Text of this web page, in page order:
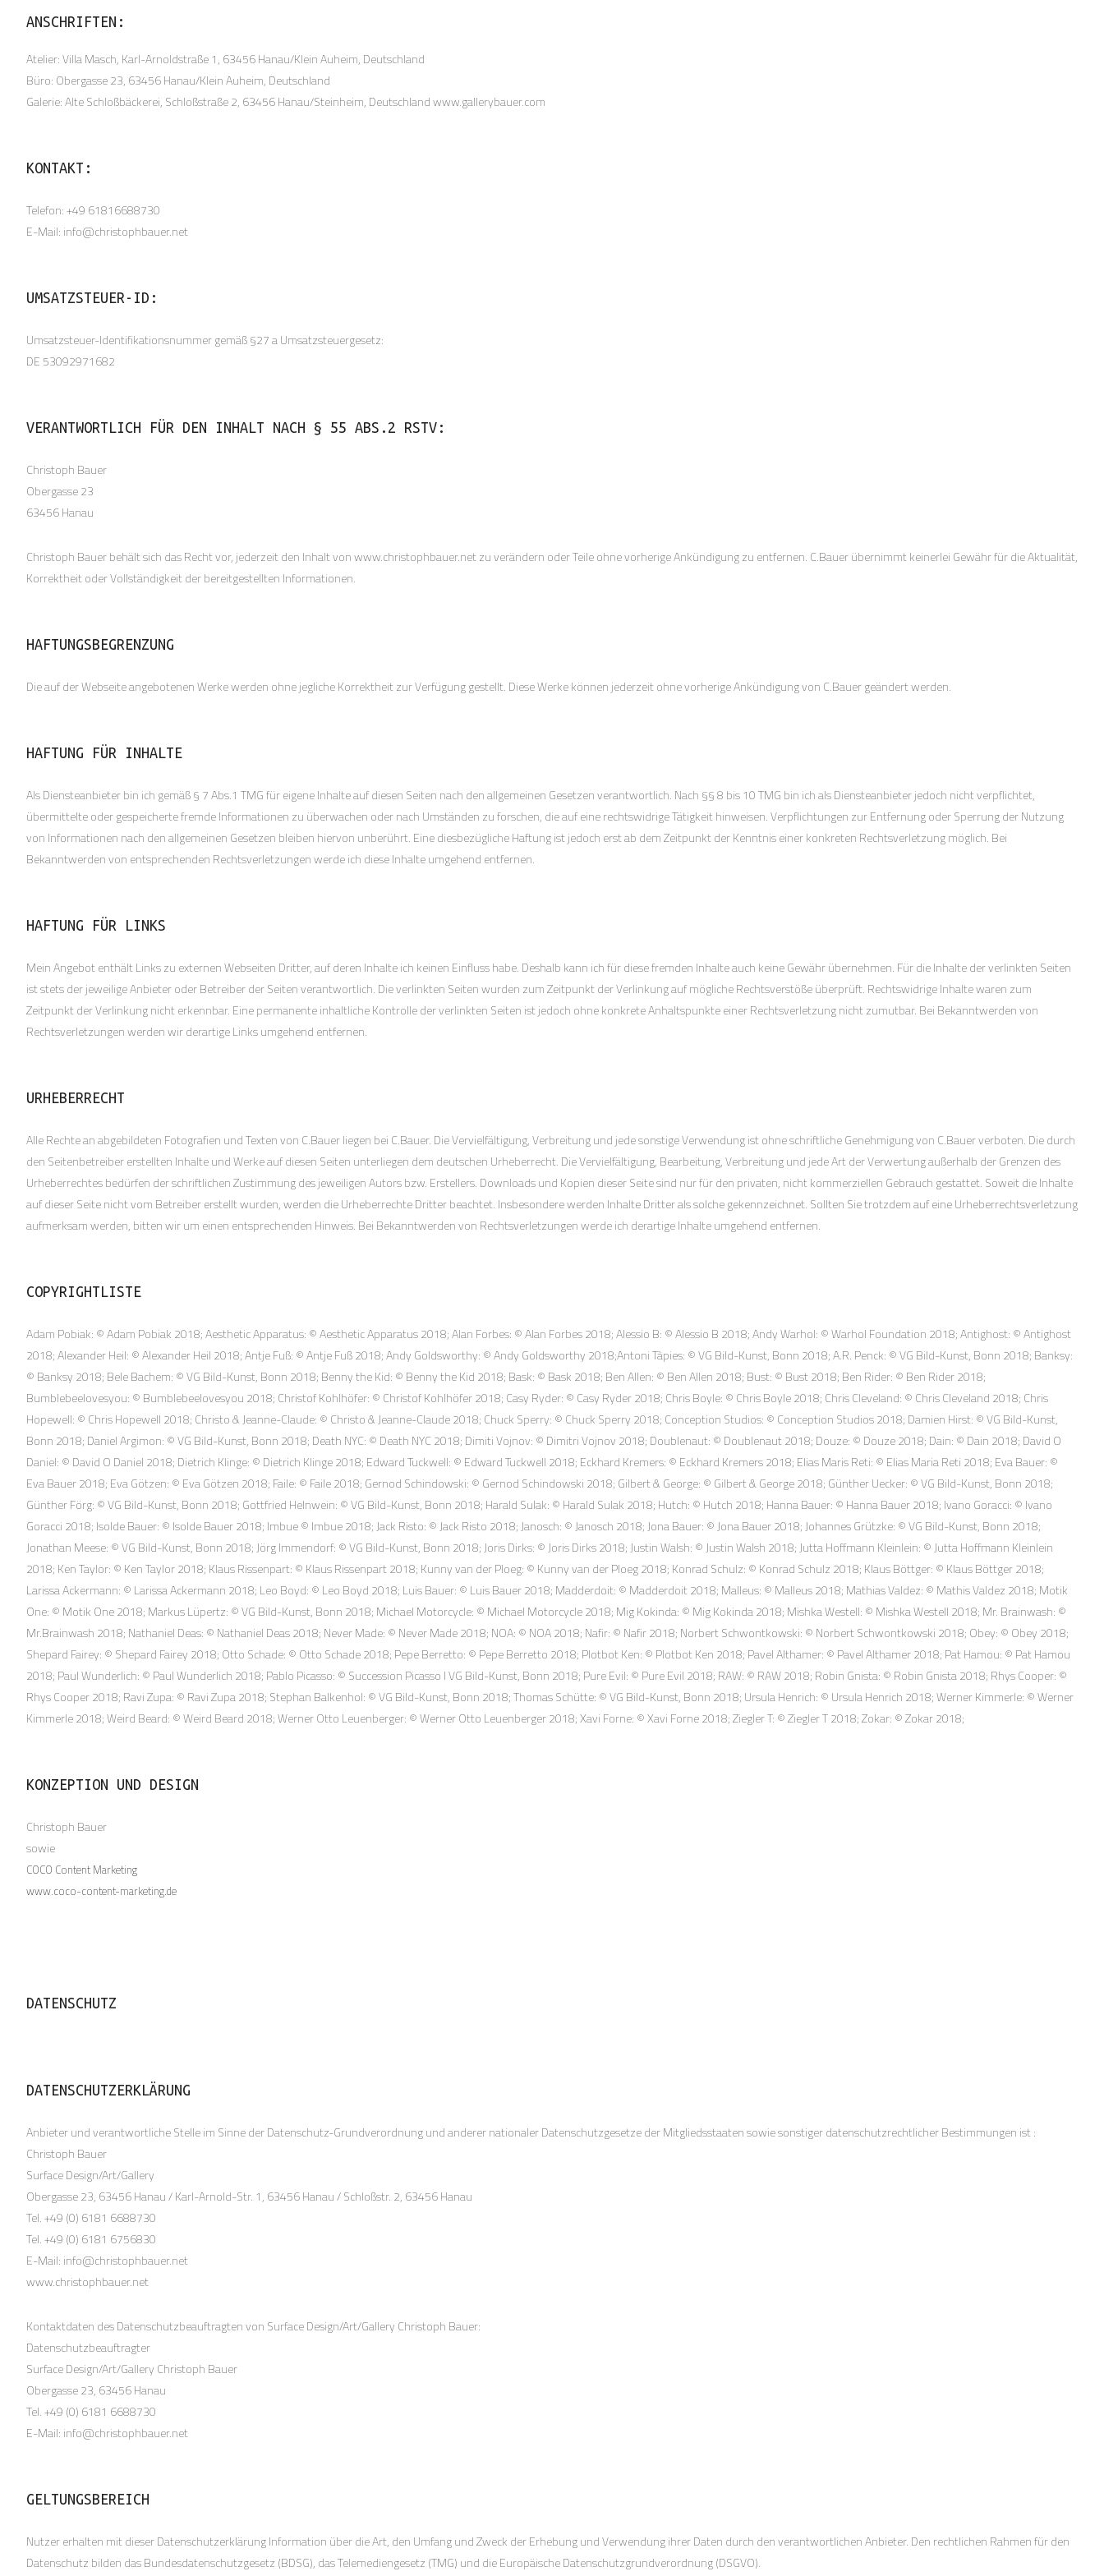
ANSCHRIFTEN:
Atelier: Villa Masch, Karl-Arnoldstraße 1, 63456 Hanau/Klein Auheim, Deutschland
Büro: Obergasse 23, 63456 Hanau/Klein Auheim, Deutschland
Galerie: Alte Schloßbäckerei, Schloßstraße 2, 63456 Hanau/Steinheim, Deutschland www.gallerybauer.com
KONTAKT:
Telefon: +49 61816688730
E-Mail: info@christophbauer.net
UMSATZSTEUER-ID:
Umsatzsteuer-Identifikationsnummer gemäß §27 a Umsatzsteuergesetz:
DE 53092971682
VERANTWORTLICH FÜR DEN INHALT NACH § 55 ABS.2 RSTV:
Christoph Bauer
Obergasse 23
63456 Hanau
Christoph Bauer behält sich das Recht vor, jederzeit den Inhalt von www.christophbauer.net zu verändern oder Teile ohne vorherige Ankündigung zu entfernen. C.Bauer übernimmt keinerlei Gewähr für die Aktualität,
Korrektheit oder Vollständigkeit der bereitgestellten Informationen.
HAFTUNGSBEGRENZUNG
Die auf der Webseite angebotenen Werke werden ohne jegliche Korrektheit zur Verfügung gestellt. Diese Werke können jederzeit ohne vorherige Ankündigung von C.Bauer geändert werden.
HAFTUNG FÜR INHALTE
Als Diensteanbieter bin ich gemäß § 7 Abs.1 TMG für eigene Inhalte auf diesen Seiten nach den allgemeinen Gesetzen verantwortlich. Nach §§ 8 bis 10 TMG bin ich als Diensteanbieter jedoch nicht verpflichtet,
übermittelte oder gespeicherte fremde Informationen zu überwachen oder nach Umständen zu forschen, die auf eine rechtswidrige Tätigkeit hinweisen. Verpflichtungen zur Entfernung oder Sperrung der Nutzung
von Informationen nach den allgemeinen Gesetzen bleiben hiervon unberührt. Eine diesbezügliche Haftung ist jedoch erst ab dem Zeitpunkt der Kenntnis einer konkreten Rechtsverletzung möglich. Bei
Bekanntwerden von entsprechenden Rechtsverletzungen werde ich diese Inhalte umgehend entfernen.
HAFTUNG FÜR LINKS
Mein Angebot enthält Links zu externen Webseiten Dritter, auf deren Inhalte ich keinen Einfluss habe. Deshalb kann ich für diese fremden Inhalte auch keine Gewähr übernehmen. Für die Inhalte der verlinkten Seiten
ist stets der jeweilige Anbieter oder Betreiber der Seiten verantwortlich. Die verlinkten Seiten wurden zum Zeitpunkt der Verlinkung auf mögliche Rechtsverstöße überprüft. Rechtswidrige Inhalte waren zum
Zeitpunkt der Verlinkung nicht erkennbar. Eine permanente inhaltliche Kontrolle der verlinkten Seiten ist jedoch ohne konkrete Anhaltspunkte einer Rechtsverletzung nicht zumutbar. Bei Bekanntwerden von
Rechtsverletzungen werden wir derartige Links umgehend entfernen.
URHEBERRECHT
Alle Rechte an abgebildeten Fotografien und Texten von C.Bauer liegen bei C.Bauer. Die Vervielfältigung, Verbreitung und jede sonstige Verwendung ist ohne schriftliche Genehmigung von C.Bauer verboten. Die durch
den Seitenbetreiber erstellten Inhalte und Werke auf diesen Seiten unterliegen dem deutschen Urheberrecht. Die Vervielfältigung, Bearbeitung, Verbreitung und jede Art der Verwertung außerhalb der Grenzen des
Urheberrechtes bedürfen der schriftlichen Zustimmung des jeweiligen Autors bzw. Erstellers. Downloads und Kopien dieser Seite sind nur für den privaten, nicht kommerziellen Gebrauch gestattet. Soweit die Inhalte
auf dieser Seite nicht vom Betreiber erstellt wurden, werden die Urheberrechte Dritter beachtet. Insbesondere werden Inhalte Dritter als solche gekennzeichnet. Sollten Sie trotzdem auf eine Urheberrechtsverletzung
aufmerksam werden, bitten wir um einen entsprechenden Hinweis. Bei Bekanntwerden von Rechtsverletzungen werde ich derartige Inhalte umgehend entfernen.
COPYRIGHTLISTE
Adam Pobiak: © Adam Pobiak 2018; Aesthetic Apparatus: © Aesthetic Apparatus 2018; Alan Forbes: © Alan Forbes 2018; Alessio B: © Alessio B 2018; Andy Warhol: © Warhol Foundation 2018; Antighost: © Antighost
2018; Alexander Heil: © Alexander Heil 2018; Antje Fuß: © Antje Fuß 2018; Andy Goldsworthy: © Andy Goldsworthy 2018;Antoni Tàpies: © VG Bild-Kunst, Bonn 2018; A.R. Penck: © VG Bild-Kunst, Bonn 2018; Banksy:
© Banksy 2018; Bele Bachem: © VG Bild-Kunst, Bonn 2018; Benny the Kid: © Benny the Kid 2018; Bask: © Bask 2018; Ben Allen: © Ben Allen 2018; Bust: © Bust 2018; Ben Rider: © Ben Rider 2018;
Bumblebeelovesyou: © Bumblebeelovesyou 2018; Christof Kohlhöfer: © Christof Kohlhöfer 2018; Casy Ryder: © Casy Ryder 2018; Chris Boyle: © Chris Boyle 2018; Chris Cleveland: © Chris Cleveland 2018; Chris
Hopewell: © Chris Hopewell 2018; Christo & Jeanne-Claude: © Christo & Jeanne-Claude 2018; Chuck Sperry: © Chuck Sperry 2018; Conception Studios: © Conception Studios 2018; Damien Hirst: © VG Bild-Kunst,
Bonn 2018; Daniel Argimon: © VG Bild-Kunst, Bonn 2018; Death NYC: © Death NYC 2018; Dimiti Vojnov: © Dimitri Vojnov 2018; Doublenaut: © Doublenaut 2018; Douze: © Douze 2018; Dain: © Dain 2018; David O
Daniel: © David O Daniel 2018; Dietrich Klinge: © Dietrich Klinge 2018; Edward Tuckwell: © Edward Tuckwell 2018; Eckhard Kremers: © Eckhard Kremers 2018; Elias Maris Reti: © Elias Maria Reti 2018; Eva Bauer: ©
Eva Bauer 2018; Eva Götzen: © Eva Götzen 2018; Faile: © Faile 2018; Gernod Schindowski: © Gernod Schindowski 2018; Gilbert & George: © Gilbert & George 2018; Günther Uecker: © VG Bild-Kunst, Bonn 2018;
Günther Förg: © VG Bild-Kunst, Bonn 2018; Gottfried Helnwein: © VG Bild-Kunst, Bonn 2018; Harald Sulak: © Harald Sulak 2018; Hutch: © Hutch 2018; Hanna Bauer: © Hanna Bauer 2018; Ivano Goracci: © Ivano
Goracci 2018; Isolde Bauer: © Isolde Bauer 2018; Imbue © Imbue 2018; Jack Risto: © Jack Risto 2018; Janosch: © Janosch 2018; Jona Bauer: © Jona Bauer 2018; Johannes Grützke: © VG Bild-Kunst, Bonn 2018;
Jonathan Meese: © VG Bild-Kunst, Bonn 2018; Jörg Immendorf: © VG Bild-Kunst, Bonn 2018; Joris Dirks: © Joris Dirks 2018; Justin Walsh: © Justin Walsh 2018; Jutta Hoffmann Kleinlein: © Jutta Hoffmann Kleinlein
2018; Ken Taylor: © Ken Taylor 2018; Klaus Rissenpart: © Klaus Rissenpart 2018; Kunny van der Ploeg: © Kunny van der Ploeg 2018; Konrad Schulz: © Konrad Schulz 2018; Klaus Böttger: © Klaus Böttger 2018;
Larissa Ackermann: © Larissa Ackermann 2018; Leo Boyd: © Leo Boyd 2018; Luis Bauer: © Luis Bauer 2018; Madderdoit: © Madderdoit 2018; Malleus: © Malleus 2018; Mathias Valdez: © Mathis Valdez 2018; Motik
One: © Motik One 2018; Markus Lüpertz: © VG Bild-Kunst, Bonn 2018; Michael Motorcycle: © Michael Motorcycle 2018; Mig Kokinda: © Mig Kokinda 2018; Mishka Westell: © Mishka Westell 2018; Mr. Brainwash: ©
Mr.Brainwash 2018; Nathaniel Deas: © Nathaniel Deas 2018; Never Made: © Never Made 2018; NOA: © NOA 2018; Nafir: © Nafir 2018; Norbert Schwontkowski: © Norbert Schwontkowski 2018; Obey: © Obey 2018;
Shepard Fairey: © Shepard Fairey 2018; Otto Schade: © Otto Schade 2018; Pepe Berretto: © Pepe Berretto 2018; Plotbot Ken: © Plotbot Ken 2018; Pavel Althamer: © Pavel Althamer 2018; Pat Hamou: © Pat Hamou
2018; Paul Wunderlich: © Paul Wunderlich 2018; Pablo Picasso: © Succession Picasso I VG Bild-Kunst, Bonn 2018; Pure Evil: © Pure Evil 2018; RAW: © RAW 2018; Robin Gnista: © Robin Gnista 2018; Rhys Cooper: ©
Rhys Cooper 2018; Ravi Zupa: © Ravi Zupa 2018; Stephan Balkenhol: © VG Bild-Kunst, Bonn 2018; Thomas Schütte: © VG Bild-Kunst, Bonn 2018; Ursula Henrich: © Ursula Henrich 2018; Werner Kimmerle: © Werner
Kimmerle 2018; Weird Beard: © Weird Beard 2018; Werner Otto Leuenberger: © Werner Otto Leuenberger 2018; Xavi Forne: © Xavi Forne 2018; Ziegler T: © Ziegler T 2018; Zokar: © Zokar 2018;
KONZEPTION UND DESIGN
Christoph Bauer
sowie
COCO Content Marketing
www.coco-content-marketing.de
DATENSCHUTZ
DATENSCHUTZERKLÄRUNG
Anbieter und verantwortliche Stelle im Sinne der Datenschutz-Grundverordnung und anderer nationaler Datenschutzgesetze der Mitgliedsstaaten sowie sonstiger datenschutzrechtlicher Bestimmungen ist :
Christoph Bauer
Surface Design/Art/Gallery
Obergasse 23, 63456 Hanau / Karl-Arnold-Str. 1, 63456 Hanau / Schloßstr. 2, 63456 Hanau
Tel. +49 (0) 6181 6688730
Tel. +49 (0) 6181 6756830
E-Mail: info@christophbauer.net
www.christophbauer.net
Kontaktdaten des Datenschutzbeauftragten von Surface Design/Art/Gallery Christoph Bauer:
Datenschutzbeauftragter
Surface Design/Art/Gallery Christoph Bauer
Obergasse 23, 63456 Hanau
Tel. +49 (0) 6181 6688730
E-Mail: info@christophbauer.net
GELTUNGSBEREICH
Nutzer erhalten mit dieser Datenschutzerklärung Information über die Art, den Umfang und Zweck der Erhebung und Verwendung ihrer Daten durch den verantwortlichen Anbieter. Den rechtlichen Rahmen für den
Datenschutz bilden das Bundesdatenschutzgesetz (BDSG), das Telemediengesetz (TMG) und die Europäische Datenschutzgrundverordnung (DSGVO).